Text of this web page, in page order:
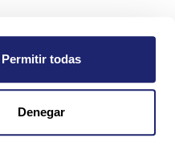
Permitir todas
Denegar